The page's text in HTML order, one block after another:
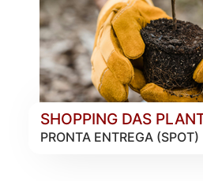
SHOPPING DAS
PRONTA ENTREGA (SPOT)